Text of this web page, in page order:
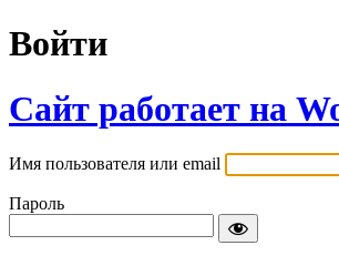
Войти
Сайт работает на
Имя пользователя или email
Пароль